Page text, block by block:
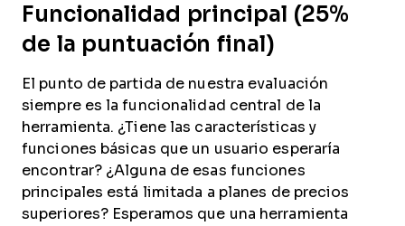
Funcionalidad principal (25%
de la puntuación final)
El punto de partida de nuestra evaluación
siempre es la funcionalidad central de la
herramienta. ¿Tiene las características y
funciones básicas que un usuario esperaría
encontrar? ¿Alguna de esas funciones
principales está limitada a planes de precios
superiores? Esperamos que una herramienta